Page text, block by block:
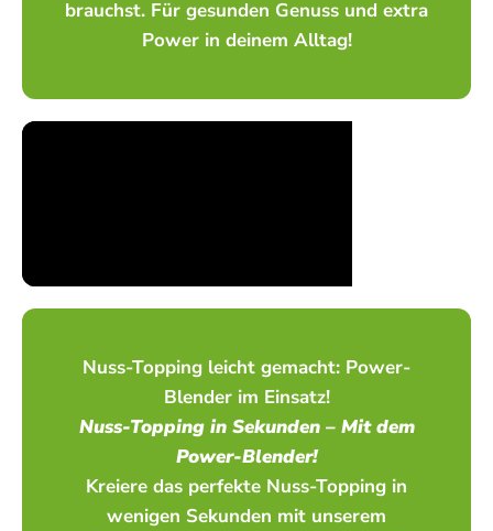
brauchst. Für gesunden Genuss und extra
Power in deinem Alltag!
Nuss-Topping leicht gemacht: Power-
Blender im Einsatz!
Nuss-Topping in Sekunden – Mit dem
Power-Blender!
Kreiere das perfekte Nuss-Topping in
wenigen Sekunden mit unserem